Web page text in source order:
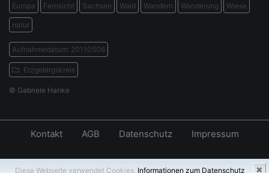
Diese Webseite verwendet Cookies. Informationen zum Datenschutz ✖
Europa Fernsicht Sachsen Wald Wandern Wanderung Wiese
natur
Aufnahmedatum: 20110506
Erzgebirgskreis
© Gabriele Hanke
Kontakt AGB Datenschutz Impressum